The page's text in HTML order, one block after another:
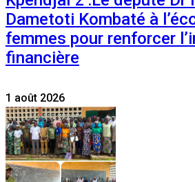
Dametoti Kombaté à
femmes pour renforcer
financière
1 août 2026